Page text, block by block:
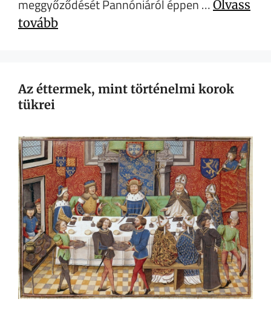
meggyőződését Pannóniáról éppen … Olvass
tovább
Az éttermek, mint történelmi korok
tükrei​